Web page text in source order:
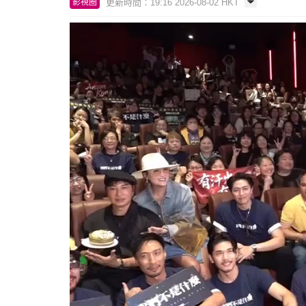
影視圈 更新時間：19:16 2026-08-02 HKT